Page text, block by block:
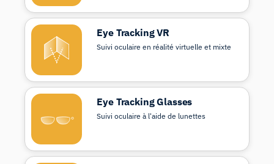
Eye Tracking VR
Suivi oculaire en réalité virtuelle et mixte
Eye Tracking Glasses
Suivi oculaire à l'aide de lunettes